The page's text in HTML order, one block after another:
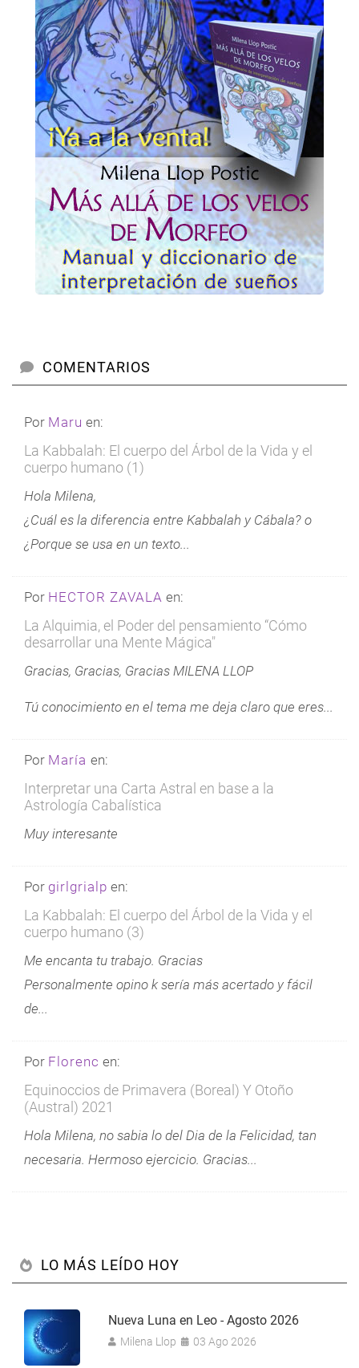
COMENTARIOS
Por Maru en:
La Kabbalah: El cuerpo del Árbol de la Vida y el
cuerpo humano (1)
Hola Milena,
¿Cuál es la diferencia entre Kabbalah y Cábala? o
¿Porque se usa en un texto...
Por HECTOR ZAVALA en:
La Alquimia, el Poder del pensamiento “Cómo
desarrollar una Mente Mágica"
Gracias, Gracias, Gracias MILENA LLOP
Tú conocimiento en el tema me deja claro que eres...
Por María en:
Interpretar una Carta Astral en base a la
Astrología Cabalística
Muy interesante
Por girlgrialp en:
La Kabbalah: El cuerpo del Árbol de la Vida y el
cuerpo humano (3)
Me encanta tu trabajo. Gracias
Personalmente opino k sería más acertado y fácil
de...
Por Florenc en:
Equinoccios de Primavera (Boreal) Y Otoño
(Austral) 2021
Hola Milena, no sabia lo del Dia de la Felicidad, tan
necesaria. Hermoso ejercicio. Gracias...
LO MÁS LEÍDO HOY
Nueva Luna en Leo - Agosto 2026
Milena Llop 03 Ago 2026